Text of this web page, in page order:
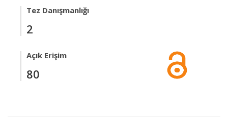
Tez Danışmanlığı
2
Açık Erişim
80